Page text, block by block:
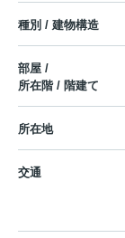
種別 / 建物構造
部屋 /
所在階 / 階建て
所在地
交通